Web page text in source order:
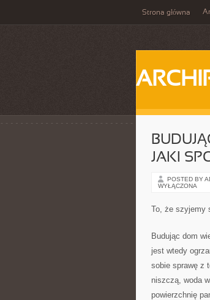
Strona główna
JAKI
POSTED BY
WYŁĄCZONA
To, że szyjemy
Budując dom
jest wtedy
sobie sprawę z
niszczą, woda
powierzchnię